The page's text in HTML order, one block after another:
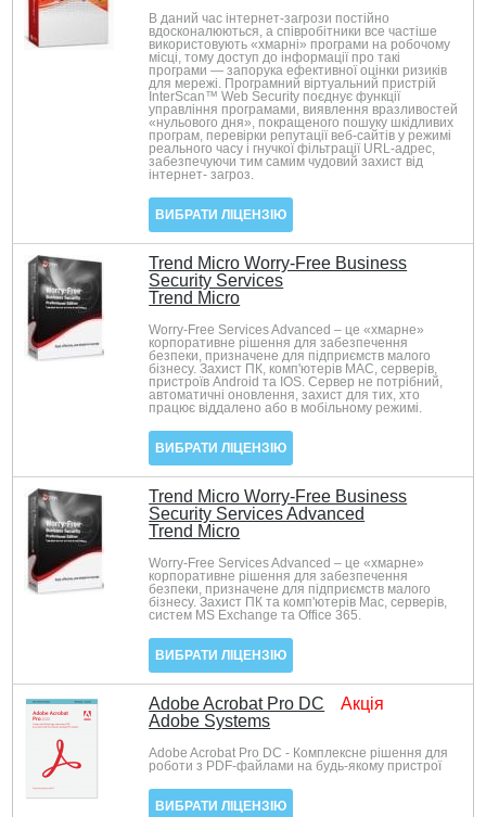
В даний час інтернет-загрози постійно
вдосконалюються, а співробітники все частіше
використовують «хмарні» програми на робочому
місці, тому доступ до інформації про такі
програми — запорука ефективної оцінки ризиків
для мережі. Програмний віртуальний пристрій
InterScan™ Web Security поєднує функції
управління програмами, виявлення вразливостей
«нульового дня», покращеного пошуку шкідливих
програм, перевірки репутації веб-сайтів у режимі
реального часу і гнучкої фільтрації URL-адрес,
забезпечуючи тим самим чудовий захист від
інтернет- загроз.
ВИБРАТИ ЛІЦЕНЗІЮ
Trend Micro Worry-Free Business
Security Services
Trend Micro
Worry-Free Services Advanced – це «хмарне»
корпоративне рішення для забезпечення
безпеки, призначене для підприємств малого
бізнесу. Захист ПК, комп'ютерів MAC, серверів,
пристроїв Android та IOS. Сервер не потрібний,
автоматичні оновлення, захист для тих, хто
працює віддалено або в мобільному режимі.
ВИБРАТИ ЛІЦЕНЗІЮ
Trend Micro Worry-Free Business
Security Services Advanced
Trend Micro
Worry-Free Services Advanced – це «хмарне»
корпоративне рішення для забезпечення
безпеки, призначене для підприємств малого
бізнесу. Захист ПК та комп'ютерів Mac, серверів,
систем MS Exchange та Office 365.
ВИБРАТИ ЛІЦЕНЗІЮ
Adobe Acrobat Pro DC
Adobe Systems
Акція
Adobe Acrobat Pro DC - Комплексне рішення для
роботи з PDF-файлами на будь-якому пристрої
ВИБРАТИ ЛІЦЕНЗІЮ